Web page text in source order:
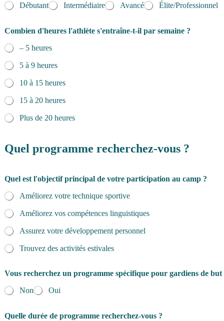
Débutant
Intermédiaire Avancé Élite/Professionnel
Combien d'heures l'athlète s'entraîne-t-il par semaine ?
– 5 heures
5 à 9 heures
10 à 15 heures
15 à 20 heures
Plus de 20 heures
Quel programme recherchez-vous ?
Quel est l'objectif principal de votre participation au camp ?
Améliorez votre technique sportive
Améliorez vos compétences linguistiques
Assurez votre développement personnel
Trouvez des activités estivales
Vous recherchez un programme spécifique pour gardiens de but
Non
Oui
Quelle durée de programme recherchez-vous ?